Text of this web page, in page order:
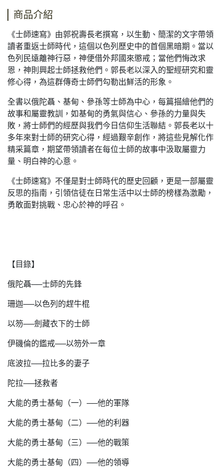
商品介紹
《士師速寫》由郭祝壽長老撰寫，以生動、簡潔的文字帶領
讀者重返士師時代，這個以色列歷史中的首個黑暗期。當以
色列民遠離神行惡，神便借外邦國來懲戒；當他們悔改求
恩，神則興起士師拯救他們。郭長老以深入的聖經研究和靈
修心得，為這群傳奇士師們勾勒出鮮活的形象。
全書以俄陀聶、基甸、參孫等士師為中心，每篇描繪他們的
故事和屬靈教訓，如基甸的勇氣與信心、參孫的力量與失
敗，將士師們的經歷與我們今日信仰生活聯結。郭長老以十
多年來對士師的研究心得，經過艱辛創作，將這些見解化作
精采篇章，期望帶領讀者在每位士師的故事中汲取屬靈力
量、明白神的心意。
《士師速寫》不僅是對士師時代的歷史回顧，更是一部屬靈
反思的指南，引領信徒在日常生活中以士師的榜樣為激勵，
勇敢面對挑戰、忠心於神的呼召。
【目錄】
俄陀聶──士師的先鋒
珊迦──以色列的趕牛棍
以笏──劍藏衣下的士師
伊磯倫的鑑戒──以笏外一章
底波拉──拉比多的妻子
陀拉──拯救者
大能的勇士基甸（一）──他的軍隊
大能的勇士基甸（二）──他的利器
大能的勇士基甸（三）──他的戰策
大能的勇士基甸（四）──他的領導